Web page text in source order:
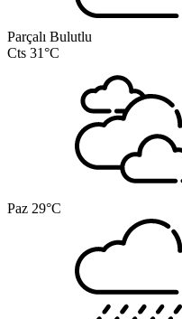
Parçalı Bulutlu
Cts 31°C
Paz 29°C